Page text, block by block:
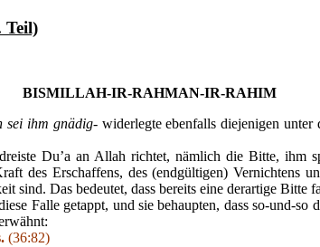
Teil)
BISMILLAH-IR-RAHMAN-IR-RAHIM
sei ihm gnädig-widerlegte ebenfalls diejenigen
Du’a an Allah richtet, nämlich die Bitte,
des Erschaffens, des (endgültigen) Vernichtens
sind. Das bedeutet, dass bereits eine derartige
Falle getappt, und sie behaupten, dass so-und-
(36:82)